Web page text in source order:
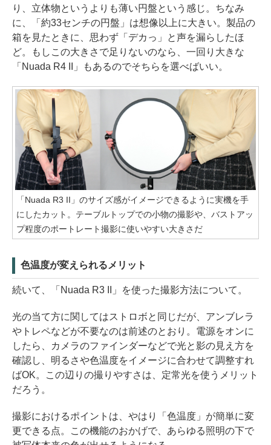
り、立体物というよりも薄い円盤という感じ。ちなみ
に、「約33センチの円盤」は想像以上に大きい。製品の
箱を見たときに、思わず「デカっ」と声を漏らしたほ
ど。もしこの大きさで足りないのなら、一回り大きな
「Nuada R4 II」もあるのでそちらを選べばいい。
「Nuada R3 II」のサイズ感がイメージできるように実機を手
にしたカット。テーブルトップでの小物の撮影や、バストアッ
プ程度のポートレート撮影に使いやすい大きさだ
色温度が変えられるメリット
続いて、「Nuada R3 II」を使った撮影方法について。
光の当て方に関してはストロボと同じだが、アンブレラ
やトレペなどが不要なのは前述のとおり。電源をオンに
したら、カメラのファインダーなどで光と影の見え方を
確認し、明るさや色温度をイメージに合わせて調整すれ
ばOK。この辺りの撮りやすさは、定常光を使うメリット
だろう。
撮影におけるポイントは、やはり「色温度」が簡単に変
更できる点。この機能のおかげで、あらゆる照明の下で